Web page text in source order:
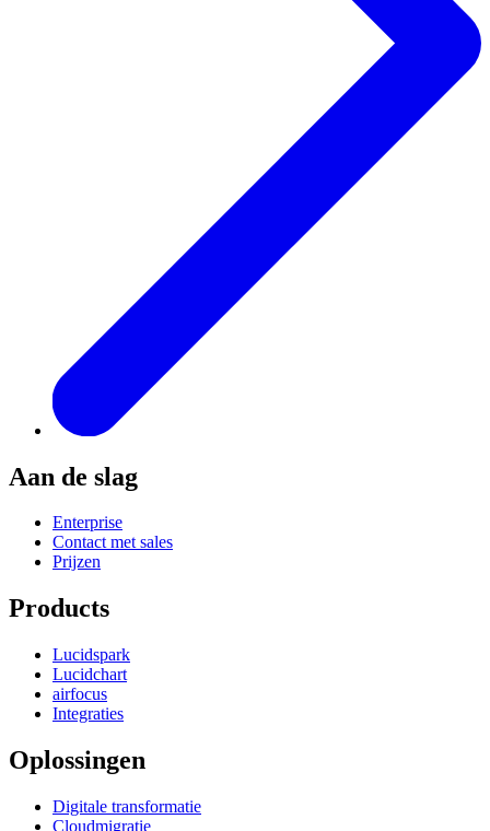
Aan de slag
Enterprise
Contact met sales
Prijzen
Products
Lucidspark
Lucidchart
airfocus
Integraties
Oplossingen
Digitale transformatie
Cloudmigratie